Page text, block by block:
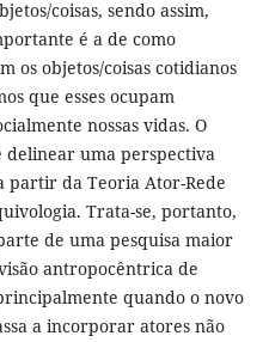
coisas, sendo assim,
é a de como
os objetos/coisas cotidianos
que esses ocupam
nossas vidas. O
uma perspectiva
partir da Teoria Ator-Rede
Trata-se, portanto,
de uma pesquisa maior
antropocêntrica de
quando o novo
a incorporar atores não